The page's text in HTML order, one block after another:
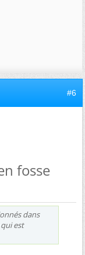
#6
fosse
dans
est